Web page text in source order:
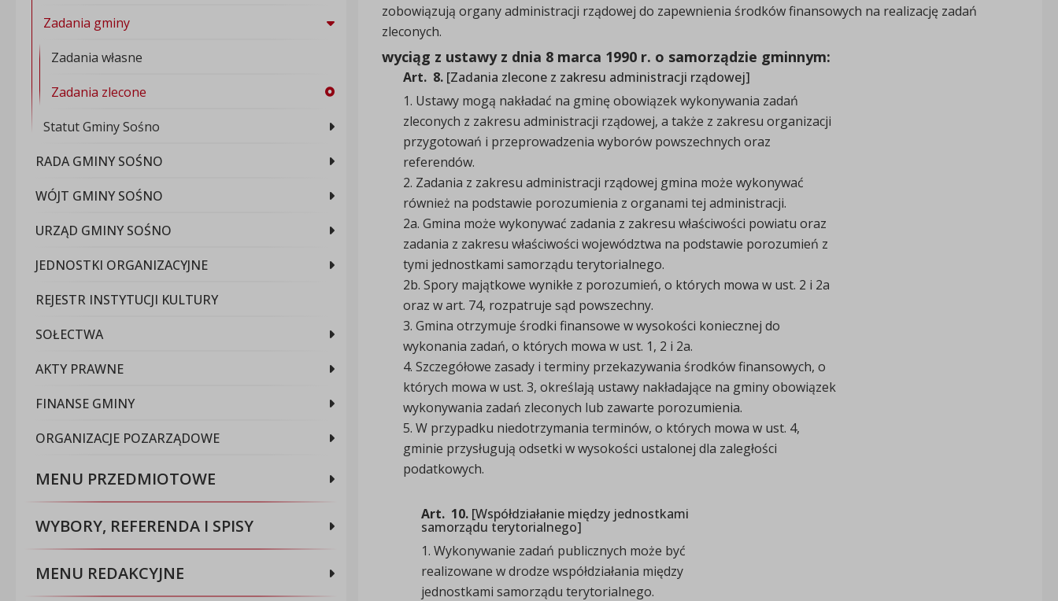
Zadania gminy
Zadania własne
Zadania zlecone
Statut Gminy Sośno
RADA GMINY SOŚNO
WÓJT GMINY SOŚNO
URZĄD GMINY SOŚNO
JEDNOSTKI ORGANIZACYJNE
REJESTR INSTYTUCJI KULTURY
SOŁECTWA
AKTY PRAWNE
FINANSE GMINY
ORGANIZACJE POZARZĄDOWE
MENU PRZEDMIOTOWE
WYBORY, REFERENDA I SPISY
MENU REDAKCYJNE
zobowiązują organy administracji rządowej do zapewnienia środków finansowych na realizację zadań
zleconych.
wyciąg z ustawy z dnia 8 marca 1990 r. o samorządzie gminnym:
Art. 8.[Zadania zlecone z zakresu administracji rządowej]
1. Ustawy mogą nakładać na gminę obowiązek wykonywania zadań
zleconych z zakresu administracji rządowej, a także z zakresu organizacji
przygotowań i przeprowadzenia wyborów powszechnych oraz
referendów.
2. Zadania z zakresu administracji rządowej gmina może wykonywać
również na podstawie porozumienia z organami tej administracji.
2a. Gmina może wykonywać zadania z zakresu właściwości powiatu oraz
zadania z zakresu właściwości województwa na podstawie porozumień z
tymi jednostkami samorządu terytorialnego.
2b. Spory majątkowe wynikłe z porozumień, o których mowa w ust. 2 i 2a
oraz w art. 74, rozpatruje sąd powszechny.
3. Gmina otrzymuje środki finansowe w wysokości koniecznej do
wykonania zadań, o których mowa w ust. 1, 2 i 2a.
4. Szczegółowe zasady i terminy przekazywania środków finansowych, o
których mowa w ust. 3, określają ustawy nakładające na gminy obowiązek
wykonywania zadań zleconych lub zawarte porozumienia.
5. W przypadku niedotrzymania terminów, o których mowa w ust. 4,
gminie przysługują odsetki w wysokości ustalonej dla zaległości
podatkowych.
Art. 10. [Współdziałanie między jednostkami
samorządu terytorialnego]
1. Wykonywanie zadań publicznych może być
realizowane w drodze współdziałania między
jednostkami samorządu terytorialnego.